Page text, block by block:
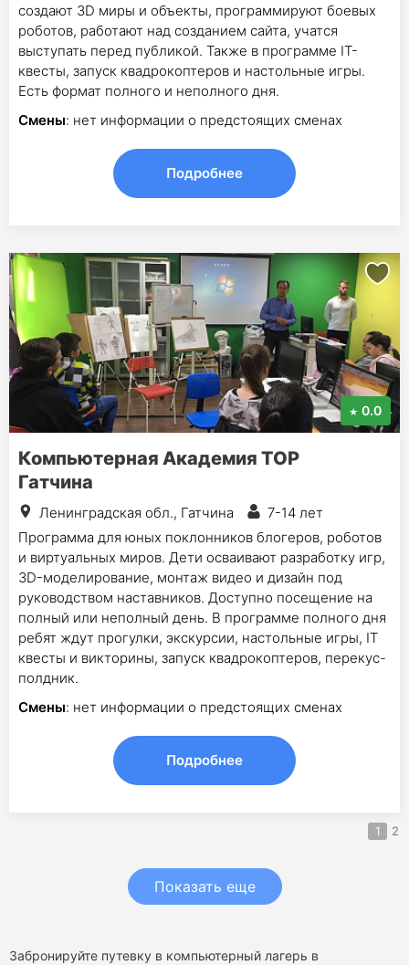
создают 3D миры и объекты, программируют боевых
роботов, работают над созданием сайта, учатся
выступать перед публикой. Также в программе IT-
квесты, запуск квадрокоптеров и настольные игры.
Есть формат полного и неполного дня.
Смены: нет информации о предстоящих сменах
Подробнее
0.0
Компьютерная Академия ТОР
Гатчина
Ленинградская обл., Гатчина
7-14 лет
Программа для юных поклонников блогеров, роботов
и виртуальных миров. Дети осваивают разработку игр,
3D-моделирование, монтаж видео и дизайн под
руководством наставников. Доступно посещение на
полный или неполный день. В программе полного дня
ребят ждут прогулки, экскурсии, настольные игры, IT
квесты и викторины, запуск квадрокоптеров, перекус-
полдник.
Смены: нет информации о предстоящих сменах
Подробнее
1 2
Показать еще
Забронируйте путевку в компьютерный лагерь в